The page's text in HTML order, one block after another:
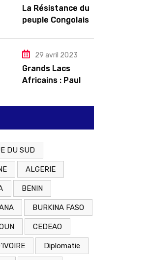
troubles
La Résistance du
peuple Congolais
par le Rwanda
29 avril 2023
Grands Lacs
Africains : Paul
redorer le blason
DU SUD
ALGERIE
BENIN
BURKINA FASO
CEDEAO
Diplomatie